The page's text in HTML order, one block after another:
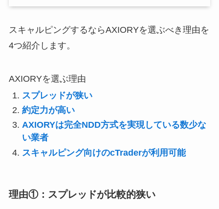
スキャルピングするならAXIORYを選ぶべき理由を
4つ紹介します。
AXIORYを選ぶ理由
スプレッドが狭い
約定力が高い
AXIORYは完全NDD方式を実現している数少な
い業者
スキャルピング向けのcTraderが利用可能
理由①：スプレッドが比較的狭い